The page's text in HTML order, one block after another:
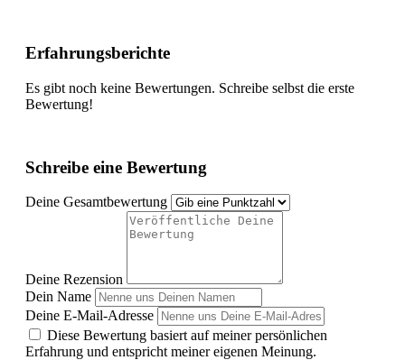
Erfahrungsberichte
Es gibt noch keine Bewertungen. Schreibe selbst die erste
Bewertung!
Schreibe eine Bewertung
Deine Gesamtbewertung
Deine Rezension
Dein Name
Deine E-Mail-Adresse
Diese Bewertung basiert auf meiner persönlichen
Erfahrung und entspricht meiner eigenen Meinung.